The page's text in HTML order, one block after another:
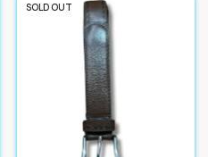
SOLD OUT